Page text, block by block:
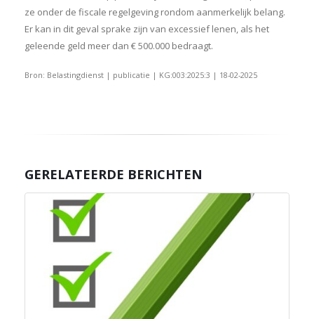
ze onder de fiscale regelgeving rondom aanmerkelijk belang.
Er kan in dit geval sprake zijn van excessief lenen, als het
geleende geld meer dan € 500.000 bedraagt.
Bron: Belastingdienst | publicatie | KG:003:2025:3 | 18-02-2025
GERELATEERDE BERICHTEN